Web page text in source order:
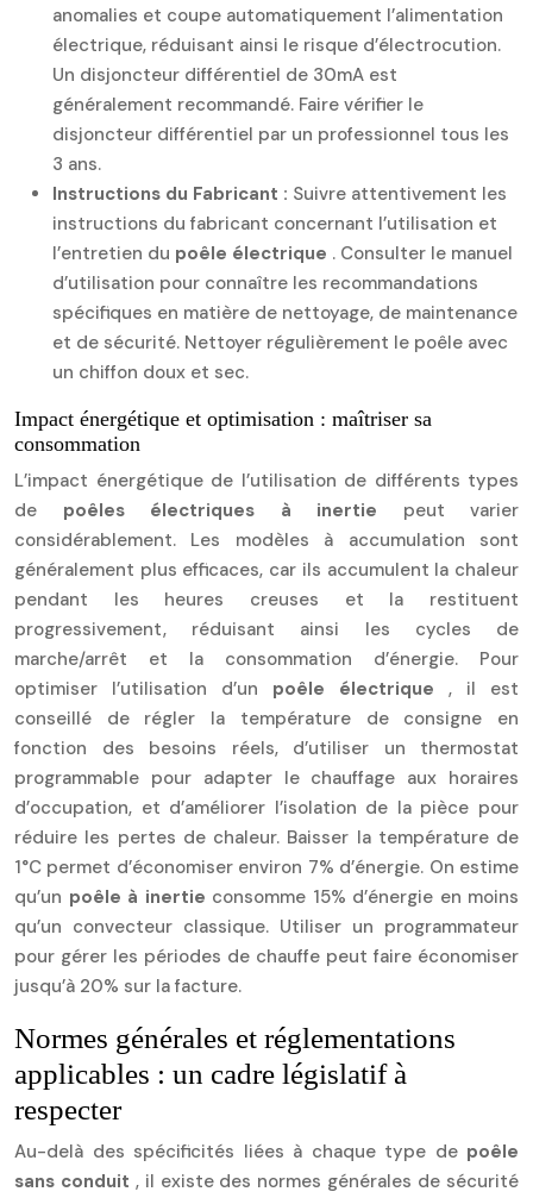
anomalies et coupe automatiquement l’alimentation
électrique, réduisant ainsi le risque d’électrocution.
Un disjoncteur différentiel de 30mA est
généralement recommandé. Faire vérifier le
disjoncteur différentiel par un professionnel tous les
3 ans.
Instructions du Fabricant : Suivre attentivement les
instructions du fabricant concernant l’utilisation et
l’entretien du poêle électrique . Consulter le manuel
d’utilisation pour connaître les recommandations
spécifiques en matière de nettoyage, de maintenance
et de sécurité. Nettoyer régulièrement le poêle avec
un chiffon doux et sec.
Impact énergétique et optimisation : maîtriser sa
consommation
L’impact énergétique de l’utilisation de différents types
de poêles électriques à inertie peut varier
considérablement. Les modèles à accumulation sont
généralement plus efficaces, car ils accumulent la chaleur
pendant les heures creuses et la restituent
progressivement, réduisant ainsi les cycles de
marche/arrêt et la consommation d’énergie. Pour
optimiser l’utilisation d’un poêle électrique , il est
conseillé de régler la température de consigne en
fonction des besoins réels, d’utiliser un thermostat
programmable pour adapter le chauffage aux horaires
d’occupation, et d’améliorer l’isolation de la pièce pour
réduire les pertes de chaleur. Baisser la température de
1°C permet d’économiser environ 7% d’énergie. On estime
qu’un poêle à inertie consomme 15% d’énergie en moins
qu’un convecteur classique. Utiliser un programmateur
pour gérer les périodes de chauffe peut faire économiser
jusqu’à 20% sur la facture.
Normes générales et réglementations
applicables : un cadre législatif à
respecter
Au-delà des spécificités liées à chaque type de poêle
sans conduit , il existe des normes générales de sécurité